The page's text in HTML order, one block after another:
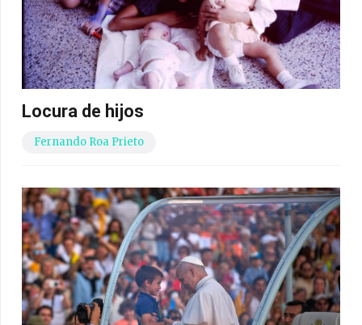
Locura de hijos
Fernando Roa Prieto